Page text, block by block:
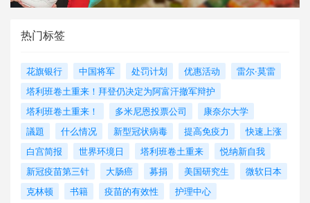
热门标签
花旗银行 中国将军 处罚计划 优惠活动
雷尔·莫雷
塔利班卷土重来！拜登仍决定为阿富汗撤军辩护
塔利班卷土重来！
多米尼恩投票公司
康奈尔大学
議題
什么情况 新型冠状病毒 提高免疫力
快速上涨
白宫简报
世界环境日 塔利班卷土重来
悦纳新自我
新冠疫苗第三针
大肠癌 募捐 美国研究生
微软日本
克林顿
书籍 疫苗的有效性
护理中心